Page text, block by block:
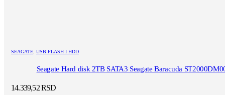
SEAGATE USB FLASH I HDD
Seagate Hard disk 2TB SATA3 Seagate Baracuda
14.339,52RSD